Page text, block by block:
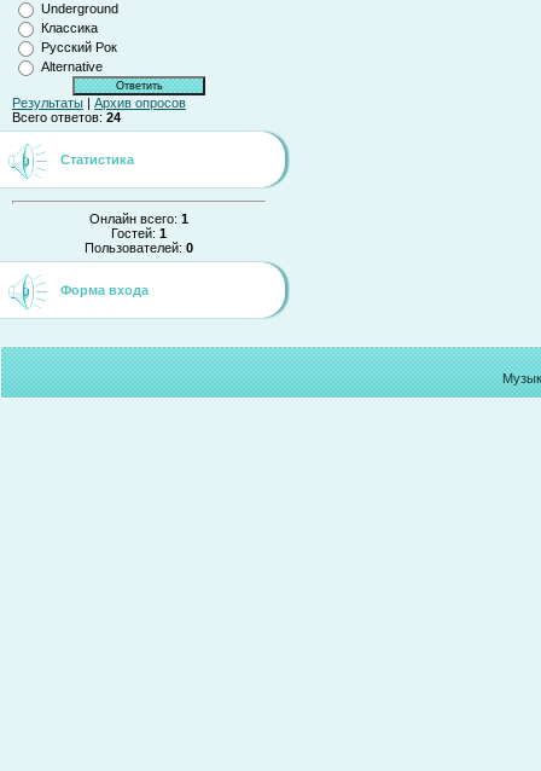
Underground
Классика
Русский Рок
Alternative
Результаты | Архив опросов
Всего ответов: 24
Статистика
Онлайн всего: 1
Гостей: 1
Пользователей: 0
Форма входа